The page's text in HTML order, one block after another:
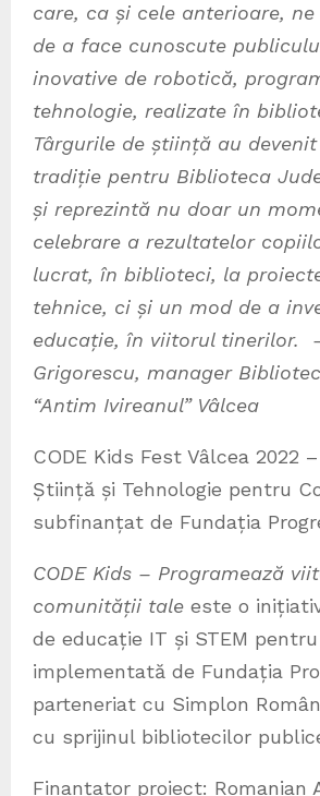
care, ca și cele anterioare,
de a face cunoscute
inovative de robotică,
tehnologie, realizate în
Târgurile de știință au
tradiție pentru Biblioteca
și reprezintă nu doar un
celebrare a rezultatelor
lucrat, în biblioteci, la
tehnice, ci și un mod de a
educație, în viitorul tinerilor.
Grigorescu, manager
“Antim Ivireanul” Vâlcea
CODE Kids Fest Vâlcea 2022
Știință și Tehnologie pentru
subfinanțat de Fundația
CODE Kids – Programează
comunității tale este o
de educație IT și STEM
implementată de Fundația
parteneriat cu Simplon
cu sprijinul bibliotecilor
Finanțator proiect: Romanian